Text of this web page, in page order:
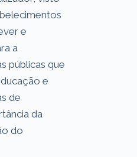
e
a
públicas que
e
de
da
do